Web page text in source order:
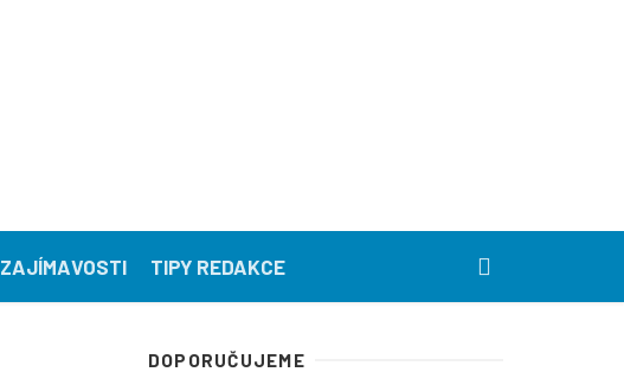
ZAJÍMAVOSTI TIPY REDAKCE
DOPORUČUJEME